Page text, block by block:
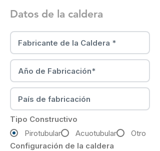
Datos de la caldera
Tipo Constructivo
Pirotubular
Acuotubular
Otro
Configuración de la caldera